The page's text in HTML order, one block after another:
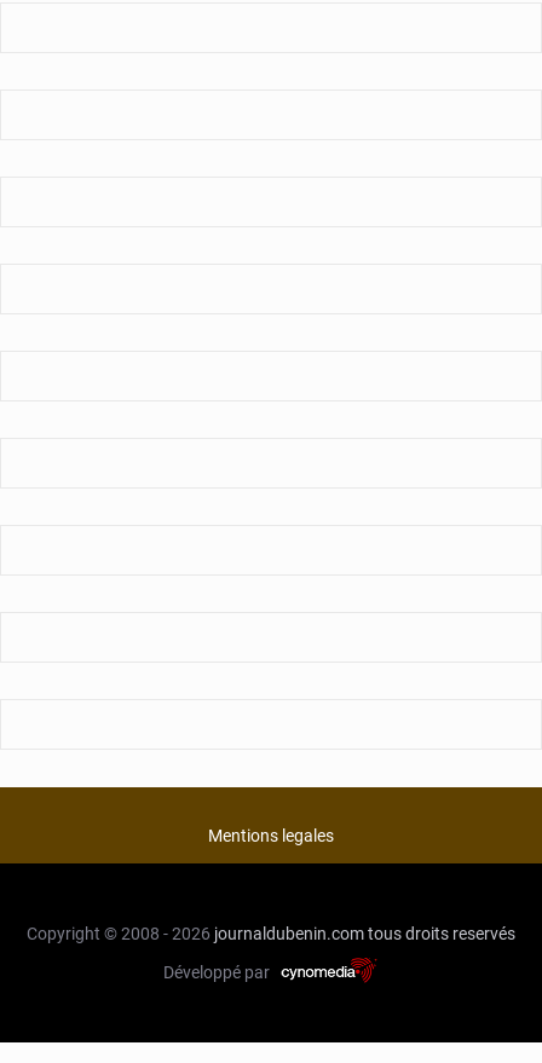
Mentions legales
Copyright © 2008 - 2026 journaldubenin.comtous droits reservés
Développé par